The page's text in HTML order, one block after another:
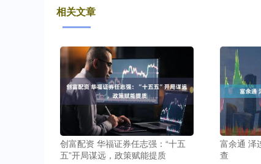
相关文章
创富配资 华福证券任志强：“十五
五”开局谋远，政策赋能提质
富余通 泽
查